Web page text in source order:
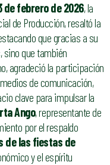
de febrero de 2026, la
de Producción, resaltó la
que gracias a su
que también
agradeció la participación
de comunicación,
clave para impulsar la
Ango, representante de
por el respaldo
de las fiestas de
y el espíritu